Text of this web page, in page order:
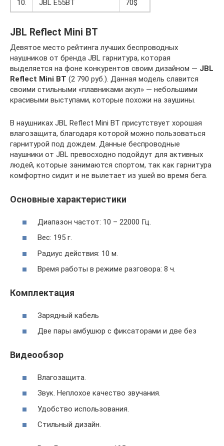
10.
JBL E55BT 70$
JBL Reflect Mini BT
Девятое место рейтинга лучших беспроводных
наушников от бренда JBL гарнитура, которая
выделяется на фоне конкурентов своим дизайном — JBL
Reflect Mini BT (2 790 руб.). Данная модель славится
своими стильными «плавниками акул» — небольшими
красивыми выступами, которые похожи на заушины.
В наушниках JBL Reflect Mini BT присутствует хорошая
влагозащита, благодаря которой можно пользоваться
гарнитурой под дождем. Данные беспроводные
наушники от JBL превосходно подойдут для активных
людей, которые занимаются спортом, так как гарнитура
комфортно сидит и не вылетает из ушей во время бега.
Основные характеристики
Диапазон частот: 10 – 22000 Гц.
Вес: 195 г.
Радиус действия: 10 м.
Время работы в режиме разговора: 8 ч.
Комплектация
Зарядный кабель
Две пары амбушюр с фиксаторами и две без
Видеообзор
Влагозащита.
Звук. Неплохое качество звучания.
Удобство использования.
Стильный дизайн.